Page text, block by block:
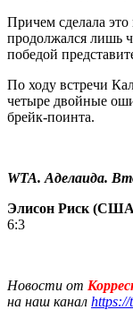
Причем сделала
продолжался лишь
победой
По ходу встречи
четыре двойные
брейк-поинта.
WTA. Аделаида.
Элисон Риск
6:3
Новости от
на наш канал https://